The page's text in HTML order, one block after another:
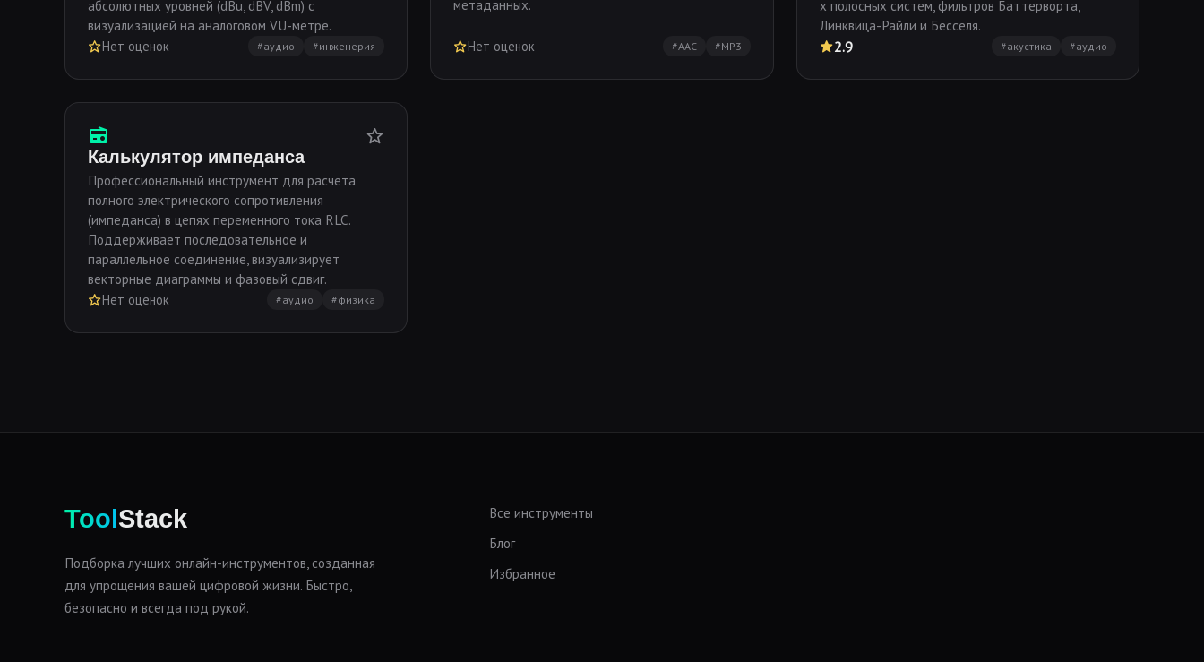
абсолютных уровней (dBu, dBV, dBm) с
визуализацией на аналоговом VU-метре.
Нет оценок
#аудио #инженерия
метаданных.
Нет оценок #AAC #MP3
х полосных систем, фильтров Баттерворта,
Линквица-Райли и Бесселя.
2.9 #акустика #аудио
Калькулятор импеданса
Профессиональный инструмент для расчета
полного электрического сопротивления
(импеданса) в цепях переменного тока RLC.
Поддерживает последовательное и
параллельное соединение, визуализирует
векторные диаграммы и фазовый сдвиг.
Нет оценок
#аудио #физика
ToolStack
Подборка лучших онлайн-инструментов, созданная
для упрощения вашей цифровой жизни. Быстро,
безопасно и всегда под рукой.
Все инструменты
Блог
Избранное